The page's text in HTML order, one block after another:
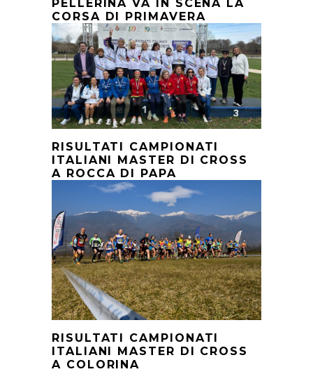
PELLERINA VA IN SCENA LA
CORSA DI PRIMAVERA
RISULTATI CAMPIONATI
ITALIANI MASTER DI CROSS
A ROCCA DI PAPA
RISULTATI CAMPIONATI
ITALIANI MASTER DI CROSS
A COLORINA